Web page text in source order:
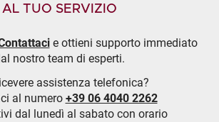
AL TUO SERVIZIO
e ottieni supporto immediato
nostro team di esperti.
assistenza telefonica?
al numero +39 06 4040 2262
dal lunedì al sabato con orario